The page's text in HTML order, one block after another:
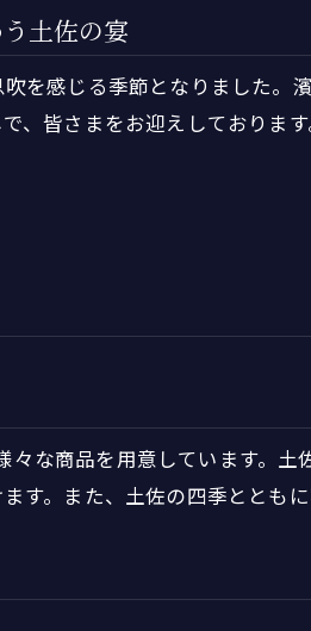
土佐の宴
を感じる季節となりました。
、皆さまをお迎えしておりま
々な商品を用意しています。
す。また、土佐の四季ととも